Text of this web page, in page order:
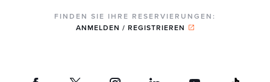
FINDEN SIE IHRE RESERVIERUNGEN:
ANMELDEN / REGISTRIEREN